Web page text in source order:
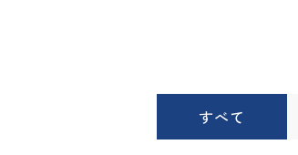
すべて